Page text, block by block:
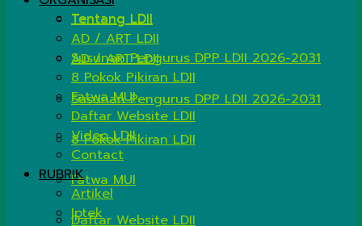
Tentang LDII
AD / ART LDII
Susunan Pengurus DPP LDII 2026-2031
8 Pokok Pikiran LDII
Fatwa MUI
Daftar Website LDII
Tentang LDII
AD / ART LDII
Susunan Pengurus DPP LDII 2026-2031
8 Pokok Pikiran LDII
Fatwa MUI
Daftar Website LDII
Video LDII
Contact
RUBRIK
Artikel
Iptek